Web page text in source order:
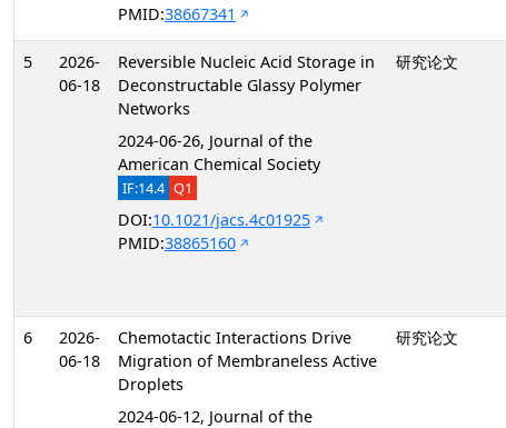
PMID:38667341
5
2026-
06-18
Reversible Nucleic Acid Storage in
Deconstructable Glassy Polymer
Networks
2024-06-26, Journal of the
American Chemical Society
IF:14.4 Q1
DOI:10.1021/jacs.4c01925
PMID:38865160
研究论文
6
2026-
06-18
Chemotactic Interactions Drive
Migration of Membraneless Active
Droplets
2024-06-12, Journal of the
研究论文